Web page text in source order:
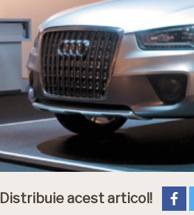
Distribuie acest articol!